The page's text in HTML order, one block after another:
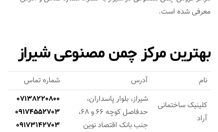
معرفی شده است.
بهترین مرکز چمن مصنوعی شیراز
نام آدرس شماره تماس
کلینیک ساختمانی
آراد
شیراز، بلوار پاسداران،
حدفاصل کوچه 66 و 68،
جنب بانک اقتصاد نوین
07138220800
09174552703
09173142703